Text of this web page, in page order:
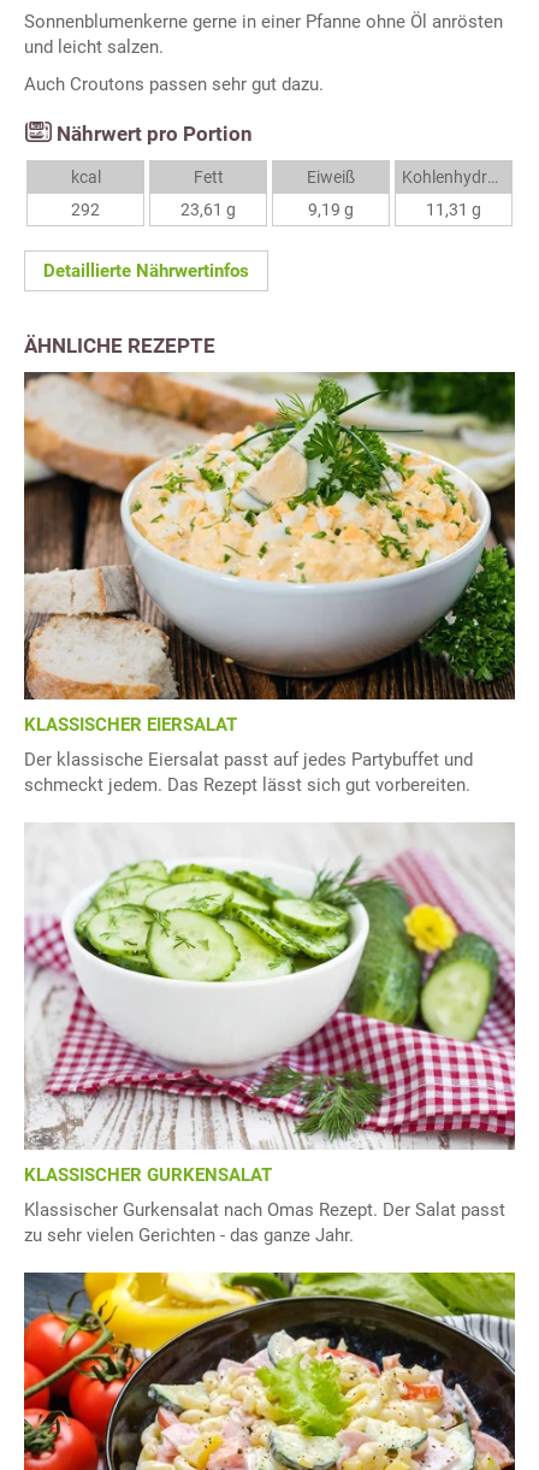
Sonnenblumenkerne gerne in einer Pfanne ohne Öl anrösten
und leicht salzen.
Auch Croutons passen sehr gut dazu.
Nährwert pro Portion
kcal
292
Fett
23,61 g
Eiweiß
9,19 g
Kohlenhydrate
11,31 g
Detaillierte Nährwertinfos
ÄHNLICHE REZEPTE
KLASSISCHER EIERSALAT
Der klassische Eiersalat passt auf jedes Partybuffet und
schmeckt jedem. Das Rezept lässt sich gut vorbereiten.
KLASSISCHER GURKENSALAT
Klassischer Gurkensalat nach Omas Rezept. Der Salat passt
zu sehr vielen Gerichten - das ganze Jahr.